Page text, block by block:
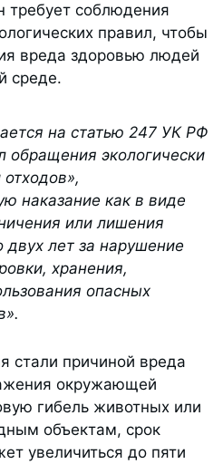
требует соблюдения
правил, чтобы
вреда здоровью людей
среде.
на статью 247 УК РФ
обращения экологически
наказание как в виде
или лишения
лет за нарушение
хранения,
опасных
стали причиной вреда
окружающей
гибель животных или
объектам, срок
увеличиться до пяти